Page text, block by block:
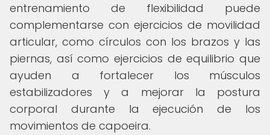
entrenamiento de flexibilidad puede
complementarse con ejercicios de movilidad
articular, como círculos con los brazos y las
piernas, así como ejercicios de equilibrio que
ayuden a fortalecer los músculos
estabilizadores y a mejorar la postura
corporal durante la ejecución de los
movimientos de capoeira.